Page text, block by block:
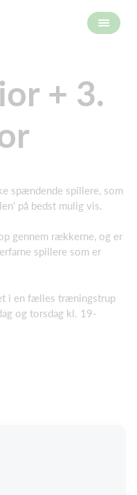
+ 3.
spændende spillere, som
på bedst mulig vis.
gennem rækkerne, og er
spillere som er
i en fælles træningstrup
og torsdag kl. 19-